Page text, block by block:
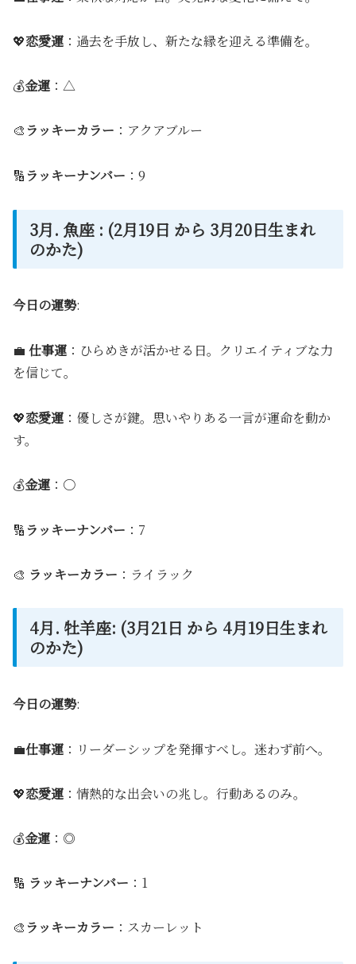
💖恋愛運 ：過去を手放し、新たな縁を迎える準備を。
💰金運 ：△
🎨 ラッキーカラー ：アクアブルー
🔢 ラッキーナンバー ：9
3月. 魚座 : (2月19日 から 3月20日生まれ
のかた)
今日の運勢:
💼 仕事運 ：ひらめきが活かせる日。クリエイティブな力
を信じて。
💖恋愛運 ：優しさが鍵。思いやりある一言が運命を動か
す。
💰金運 ：〇
🔢 ラッキーナンバー ：7
🎨 ラッキーカラー ：ライラック
4月. 牡羊座: (3月21日 から 4月19日生まれ
のかた)
今日の運勢:
💼仕事運 ：リーダーシップを発揮すべし。迷わず前へ。
💖恋愛運 ：情熱的な出会いの兆し。行動あるのみ。
💰金運 ：◎
🔢 ラッキーナンバー ：1
🎨 ラッキーカラー ：スカーレット